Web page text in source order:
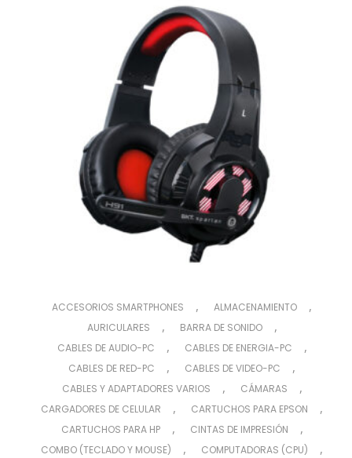
ACCESORIOS SMARTPHONES , ALMACENAMIENTO ,
AURICULARES , BARRA DE SONIDO ,
CABLES DE AUDIO-PC , CABLES DE ENERGIA-PC ,
CABLES DE RED-PC , CABLES DE VIDEO-PC ,
CABLES Y ADAPTADORES VARIOS , CÁMARAS ,
CARGADORES DE CELULAR , CARTUCHOS PARA EPSON ,
CARTUCHOS PARA HP , CINTAS DE IMPRESIÓN ,
COMBO (TECLADO Y MOUSE) , COMPUTADORAS (CPU) ,